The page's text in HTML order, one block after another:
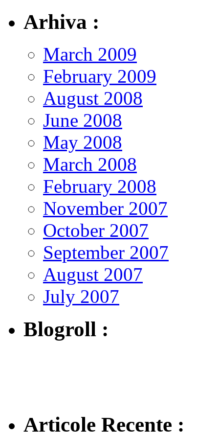
Arhiva :
March 2009
February 2009
August 2008
June 2008
May 2008
March 2008
February 2008
November 2007
October 2007
September 2007
August 2007
July 2007
Blogroll :
Articole Recente :